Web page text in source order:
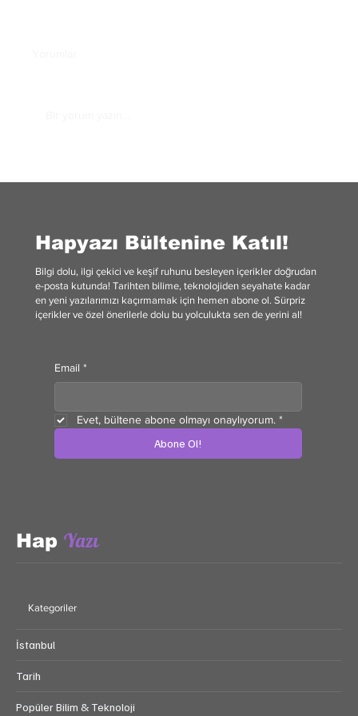
Hapyazı Bültenine Katıl!
Email *
Evet, bültene abone olmayı onaylıyorum. *
Abone Ol!
Bilgi dolu, ilgi çekici ve keşif ruhunu besleyen içerikler doğrudan
e-posta kutunda! Tarihten bilime, teknolojiden seyahate kadar
en yeni yazılarımızı kaçırmamak için hemen abone ol. Sürpriz
içerikler ve özel önerilerle dolu bu yolculukta sen de yerini al!
Hap Yazı
Kategoriler
İstanbul
Tarih
Popüler Bilim & Teknoloji